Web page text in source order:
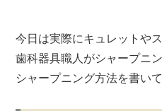
今日は実際にキュレットや
歯科器具職人がシャープニ
シャープニング方法を書い